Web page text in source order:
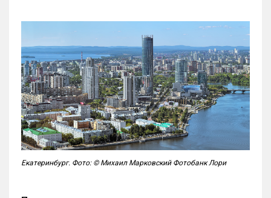
Екатеринбург. Фото: © Михаил Марковский Фотобанк Лори